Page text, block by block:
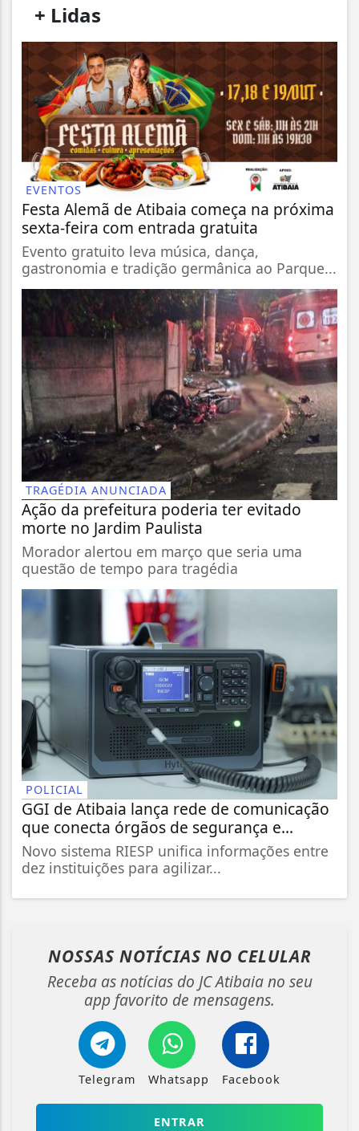
+ Lidas
EVENTOS
Festa Alemã de Atibaia começa na próxima
sexta-feira com entrada gratuita
Evento gratuito leva música, dança,
gastronomia e tradição germânica ao Parque...
TRAGÉDIA ANUNCIADA
Ação da prefeitura poderia ter evitado
morte no Jardim Paulista
Morador alertou em março que seria uma
questão de tempo para tragédia
POLICIAL
GGI de Atibaia lança rede de comunicação
que conecta órgãos de segurança e...
Novo sistema RIESP unifica informações entre
dez instituições para agilizar...
NOSSAS NOTÍCIAS NO CELULAR
Receba as notícias do JC Atibaia no seu
app favorito de mensagens.
Telegram Whatsapp Facebook
ENTRAR